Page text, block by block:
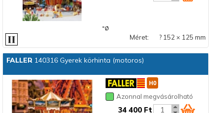
"Ø
Méret: ? 152 × 125 mm
FALLER 140316 Gyerek körhinta (motoros)
Azonnal megvásárolható
34 400 Ft